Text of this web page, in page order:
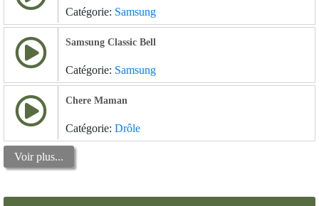
Catégorie: Samsung
Samsung Classic Bell
Catégorie: Samsung
Chere Maman
Catégorie: Drôle
Voir plus...